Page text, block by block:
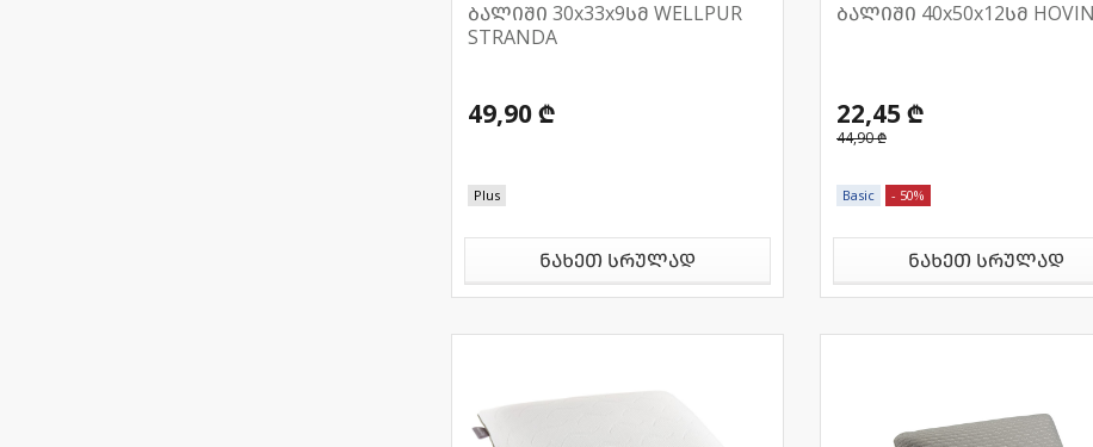
ბალიში 30x33x9სმ WELLPUR
STRANDA
49,90 ₾
Plus
ნახეთ სრულად
ბალიში 40x50x12სმ HOVIN
22,45 ₾
44,90 ₾
Basic - 50%
ნახეთ სრულად